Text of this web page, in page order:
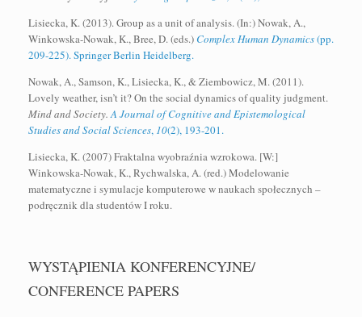
Lisiecka, K. (2013). Group as a unit of analysis. (In:) Nowak, A.,
Winkowska-Nowak, K., Bree, D. (eds.)Complex Human Dynamics(pp.
209-225). Springer Berlin Heidelberg.
Nowak, A., Samson, K., Lisiecka, K., & Ziembowicz, M. (2011).
Lovely weather, isn’t it? On the social dynamics of quality judgment.
Mind and Society.A Journal of Cognitive and Epistemological
Studies and Social Sciences, 10(2), 193-201.
Lisiecka, K. (2007) Fraktalna wyobraźnia wzrokowa. [W:]
Winkowska-Nowak, K., Rychwalska, A. (red.) Modelowanie
matematyczne i symulacje komputerowe w naukach społecznych –
podręcznik dla studentów I roku.
WYSTĄPIENIA KONFERENCYJNE/
CONFERENCE PAPERS